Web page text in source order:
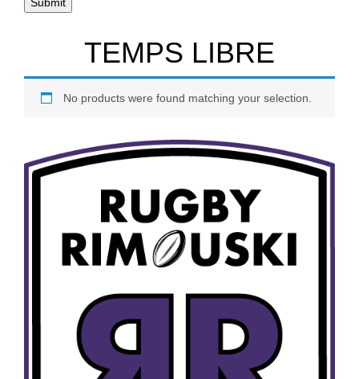
TEMPS LIBRE
No products were found matching your selection.